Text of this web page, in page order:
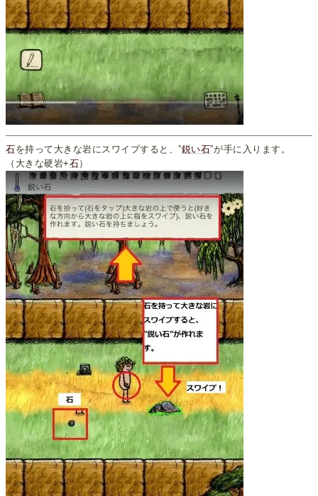
石を持って大きな岩にスワイプすると、”鋭い石”が手に入ります。
（大きな硬岩+石）